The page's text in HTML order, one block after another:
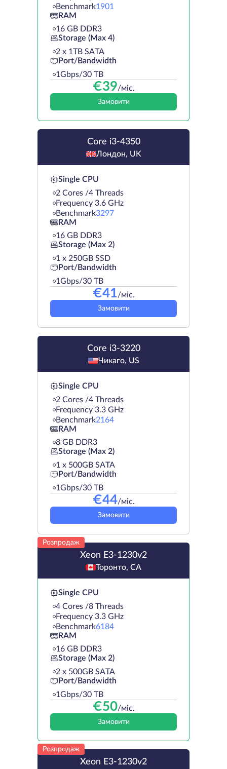
Benchmark1901
RAM
16 GB DDR3
Storage (Max 4)
2 х 1TB SATA
Port/Bandwidth
1Gbps/30 TB
€39/міс.
Замовити
Core i3-4350
Лондон, UK
Single CPU
2 Cores /4 Threads
Frequency 3.6 GHz
Benchmark3297
RAM
16 GB DDR3
Storage (Max 2)
1 х 250GB SSD
Port/Bandwidth
1Gbps/30 TB
€41/міс.
Замовити
Core i3-3220
Чикаго, US
Single CPU
2 Cores /4 Threads
Frequency 3.3 GHz
Benchmark2164
RAM
8 GB DDR3
Storage (Max 2)
1 х 500GB SATA
Port/Bandwidth
1Gbps/30 TB
€44/міс.
Замовити
Розпродаж
Xeon E3-1230v2
Торонто, CA
Single CPU
4 Cores /8 Threads
Frequency 3.3 GHz
Benchmark6184
RAM
16 GB DDR3
Storage (Max 2)
2 х 500GB SATA
Port/Bandwidth
1Gbps/30 TB
€50/міс.
Замовити
Розпродаж
Xeon E3-1230v2